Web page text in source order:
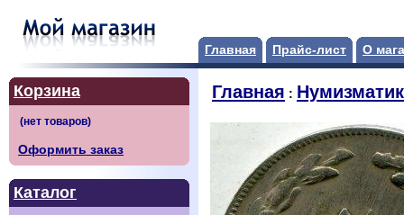
Главная Прайс-лист О
Корзина
Оформить заказ
Каталог
Главная :